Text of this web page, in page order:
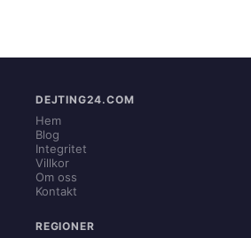
DEJTING24.COM
Hem
Blog
Integritet
Villkor
Om oss
Kontakt
REGIONER